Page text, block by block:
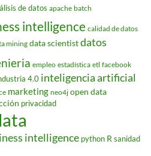
de datos apache batch
intelligence calidad de datos
mining data scientistdatos
empleo estadística etl facebook
4.0 inteligencia artificial
marketing neo4j open data
privacidad
intelligence python R sanidad